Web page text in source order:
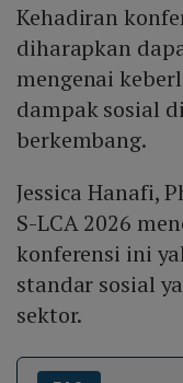
Kehadiran
diharapkan
mengenai
dampak sosial
berkembang.
Jessica Hanafi,
S-LCA 2026
konferensi ini
standar sosial
sektor.